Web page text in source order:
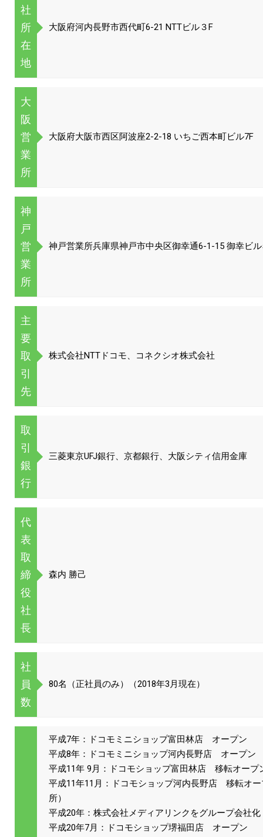
社
所
在
地
大阪府河内長野市西代町6-21 NTTビル３F
大
阪
営
業
所
大阪府大阪市西区阿波座2-2-18 いちご西本町ビル7F
神
戸
営
業
所
神戸営業所兵庫県神戸市中央区御幸通6-1-15 御幸ビル
主
要
取
引
先
株式会社NTTドコモ、コネクシオ株式会社
取
引
銀
行
三菱東京UFJ銀行、京都銀行、大阪シティ信用金庫
代
表
取
締
役
社
長
森内 勝己
社
員
数
80名（正社員のみ）（2018年3月現在）
平成7年：ドコモミニショップ富田林店 オープン
平成8年：ドコモミニショップ河内長野店 オープン
平成11年 9月：ドコモショップ富田林店 移転オープ
平成11年11月：ドコモショップ河内長野店 移転オ
所）
平成20年：株式会社メディアリンクをグループ会社化
平成20年7月：ドコモショップ堺福田店 オープン